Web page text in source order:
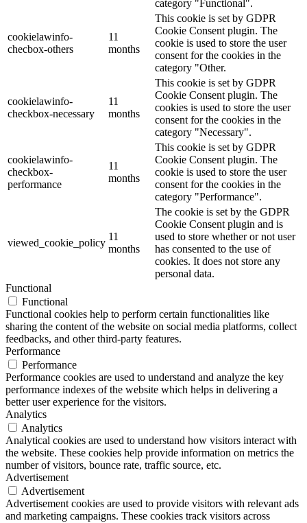
category "Functional".
cookielawinfo-
checbox-others
11
months
This cookie is set by GDPR
Cookie Consent plugin. The
cookie is used to store the user
consent for the cookies in the
category "Other.
cookielawinfo-
checkbox-necessary
11
months
This cookie is set by GDPR
Cookie Consent plugin. The
cookies is used to store the user
consent for the cookies in the
category "Necessary".
cookielawinfo-
checkbox-
performance
11
months
This cookie is set by GDPR
Cookie Consent plugin. The
cookie is used to store the user
consent for the cookies in the
category "Performance".
viewed_cookie_policy
11
months
The cookie is set by the GDPR
Cookie Consent plugin and is
used to store whether or not user
has consented to the use of
cookies. It does not store any
personal data.
Functional
Functional
Functional cookies help to perform certain functionalities like
sharing the content of the website on social media platforms, collect
feedbacks, and other third-party features.
Performance
Performance
Performance cookies are used to understand and analyze the key
performance indexes of the website which helps in delivering a
better user experience for the visitors.
Analytics
Analytics
Analytical cookies are used to understand how visitors interact with
the website. These cookies help provide information on metrics the
number of visitors, bounce rate, traffic source, etc.
Advertisement
Advertisement
Advertisement cookies are used to provide visitors with relevant ads
and marketing campaigns. These cookies track visitors across